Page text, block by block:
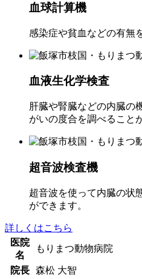
血球計算機
感染症や貧血などの有無
血液生化学検査
肝臓や腎臓などの内臓の
がいの度合を調べること
超音波検査機
超音波を使って内臓の状
ができます。
詳しくはこちら
医院
名
もりまつ動物病院
院長 森松 大智